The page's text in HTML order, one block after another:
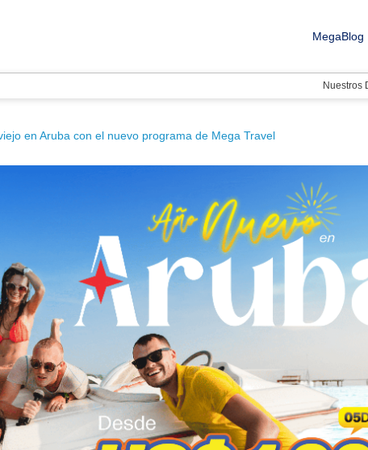
MegaBlog
Nuestros
en Aruba con el nuevo programa de Mega Travel